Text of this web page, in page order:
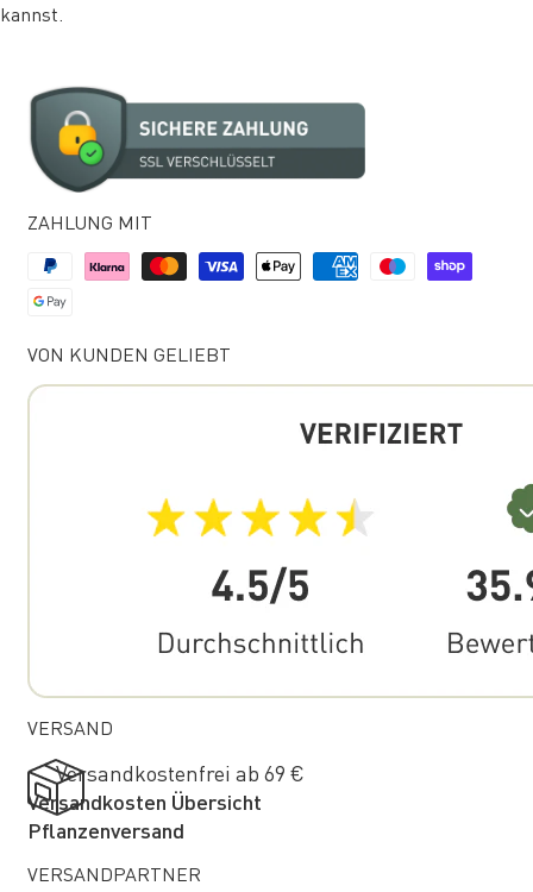
kannst.
VERSAND
Versandkostenfrei ab 69 €
Versandkosten Übersicht
Pflanzenversand
VERSANDPARTNER
ZAHLUNG MIT
VON KUNDEN GELIEBT